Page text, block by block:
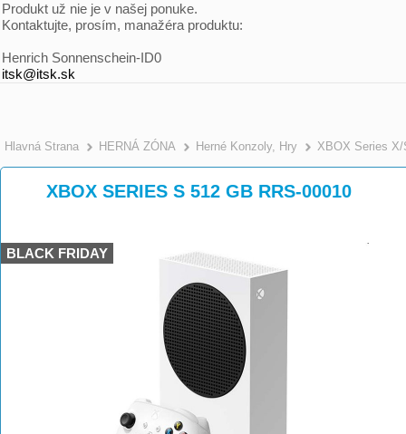
Produkt už nie je v našej ponuke.
Kontaktujte, prosím, manažéra produktu:
Henrich Sonnenschein-ID0
itsk@itsk.sk
Hlavná Strana >
HERNÁ ZÓNA >
Herné Konzoly, Hry XBOX Series X/
XBOX SERIES S 512 GB RRS-00010
BLACK FRIDAY